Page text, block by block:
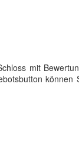
mit
können